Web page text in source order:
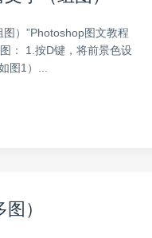
）”Photoshop图文教程
： 1.按D键，将前景色设
图1）...
）